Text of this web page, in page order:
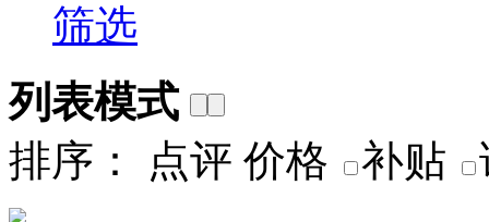
筛选
列表模式
排序：
点评 价格 补贴